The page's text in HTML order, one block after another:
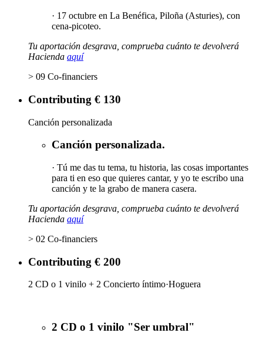
· 17 octubre en La Benéfica, Piloña (Asturies), con
cena-picoteo.
Tu aportación desgrava, comprueba cuánto te devolverá
Hacienda aquí
> 09 Co-financiers
Contributing € 130
Canción personalizada
Canción personalizada.
· Tú me das tu tema, tu historia, las cosas importantes
para ti en eso que quieres cantar, y yo te escribo una
canción y te la grabo de manera casera.
Tu aportación desgrava, comprueba cuánto te devolverá
Hacienda aquí
> 02 Co-financiers
Contributing € 200
2 CD o 1 vinilo + 2 Concierto íntimo·Hoguera
2 CD o 1 vinilo "Ser umbral"